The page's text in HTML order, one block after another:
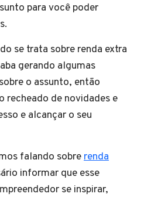
para você poder
mais.
se trata sobre renda extra
gerando algumas
o assunto, então
recheado de novidades e
e alcançar o seu
falando sobrerenda
informar que esse
se inspirar,